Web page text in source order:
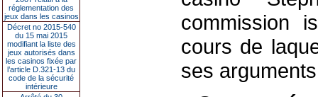
réglementation des
jeux dans les casinos
Décret no 2015-540
du 15 mai 2015
modifiant la liste des
jeux autorisés dans
les casinos fixée par
l’article D.321-13 du
code de la sécurité
intérieure
commission
cours de
ses